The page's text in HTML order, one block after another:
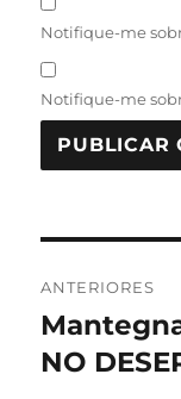
Notifique-me
Notifique-me
de
Post
ANTERIORES
Post
anterior:
NO